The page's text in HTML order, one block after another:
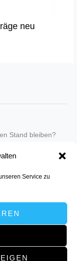
Service zu
neu
Stand bleiben?
auf.